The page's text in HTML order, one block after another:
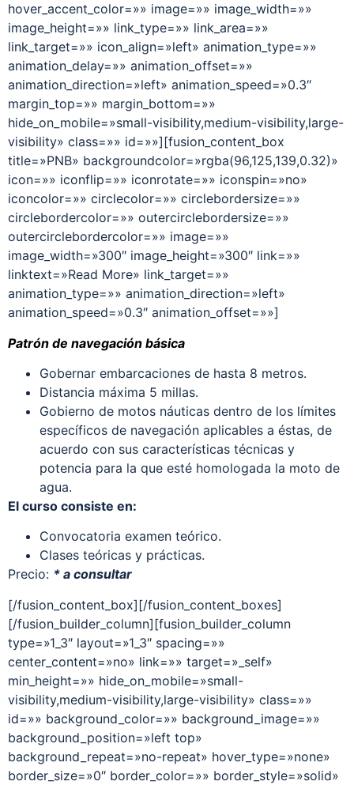
hover_accent_color=»» image=»» image_width=»»
image_height=»» link_type=»» link_area=»»
link_target=»» icon_align=»left» animation_type=»»
animation_delay=»» animation_offset=»»
animation_direction=»left» animation_speed=»0.3″
margin_top=»» margin_bottom=»»
hide_on_mobile=»small-visibility,medium-visibility,large-
visibility» class=»» id=»»][fusion_content_box
title=»PNB» backgroundcolor=»rgba(96,125,139,0.32)»
icon=»» iconflip=»» iconrotate=»» iconspin=»no»
iconcolor=»» circlecolor=»» circlebordersize=»»
circlebordercolor=»» outercirclebordersize=»»
outercirclebordercolor=»» image=»»
image_width=»300″ image_height=»300″ link=»»
linktext=»Read More» link_target=»»
animation_type=»» animation_direction=»left»
animation_speed=»0.3″ animation_offset=»»]
Patrón de navegación básica
Gobernar embarcaciones de hasta 8 metros.
Distancia máxima 5 millas.
Gobierno de motos náuticas dentro de los límites
específicos de navegación aplicables a éstas, de
acuerdo con sus características técnicas y
potencia para la que esté homologada la moto de
agua.
El curso consiste en:
Convocatoria examen teórico.
Clases teóricas y prácticas.
Precio: * a consultar
[/fusion_content_box][/fusion_content_boxes]
[/fusion_builder_column][fusion_builder_column
type=»1_3″ layout=»1_3″ spacing=»»
center_content=»no» link=»» target=»_self»
min_height=»» hide_on_mobile=»small-
visibility,medium-visibility,large-visibility» class=»»
id=»» background_color=»» background_image=»»
background_position=»left top»
background_repeat=»no-repeat» hover_type=»none»
border_size=»0″ border_color=»» border_style=»solid»